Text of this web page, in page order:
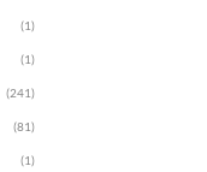
(1)
(1)
(241)
(81)
(1)